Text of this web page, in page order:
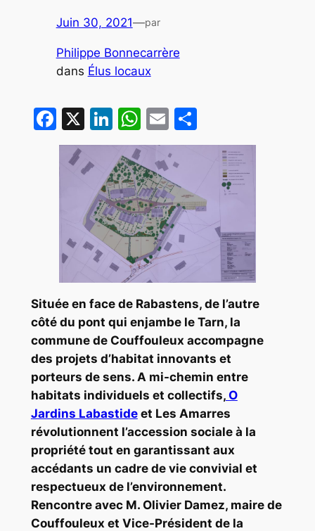
Juin 30, 2021—par
Philippe Bonnecarrère
dans Élus locaux
Facebook
X LinkedIn
WhatsApp
EmailPartager
Située en face de Rabastens, de l’autre
côté du pont qui enjambe le Tarn, la
commune de Couffouleux accompagne
des projets d’habitat innovants et
porteurs de sens. A mi-chemin entre
habitats individuels et collectifs,O
Jardins Labastideet Les Amarres
révolutionnent l’accession sociale à la
propriété tout en garantissant aux
accédants un cadre de vie convivial et
respectueux de l’environnement.
Rencontre avec M. Olivier Damez, maire de
Couffouleux et Vice-Président de la